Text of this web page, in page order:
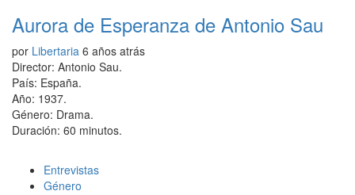
Aurora de Esperanza de Antonio Sau
por Libertaria 6 años atrás
Director: Antonio Sau.
País: España.
Año: 1937.
Género: Drama.
Duración: 60 minutos.
Entrevistas
Género